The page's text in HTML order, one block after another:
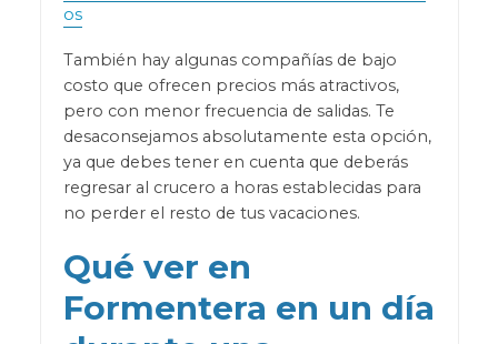
os
También hay algunas compañías de bajo
costo que ofrecen precios más atractivos,
pero con menor frecuencia de salidas. Te
desaconsejamos absolutamente esta opción,
ya que debes tener en cuenta que deberás
regresar al crucero a horas establecidas para
no perder el resto de tus vacaciones.
Qué ver en
Formentera en un día